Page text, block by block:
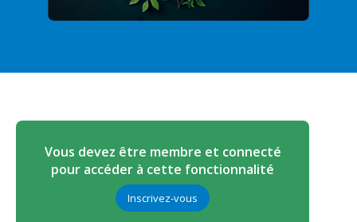
Vous devez être membre et connecté
pour accéder à cette fonctionnalité
Inscrivez-vous